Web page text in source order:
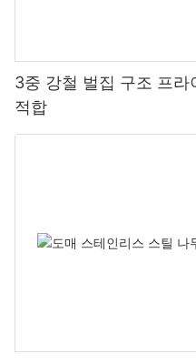
3중 강철 벌집 구조 프
적합